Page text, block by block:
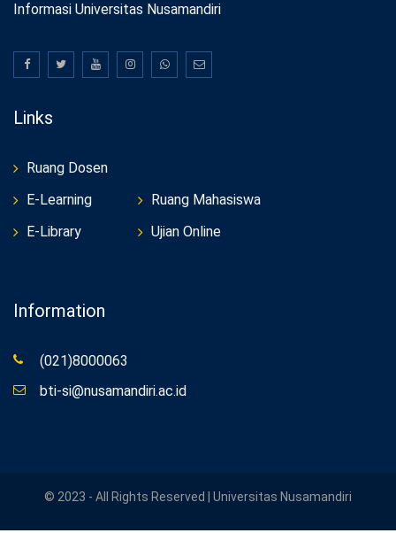
Informasi Universitas Nusamandiri
Links
Ruang Dosen
E-Learning
E-Library
Ruang Mahasiswa
Ujian Online
Information
(021)8000063
bti-si@nusamandiri.ac.id
© 2023 - All Rights Reserved | Universitas Nusamandiri